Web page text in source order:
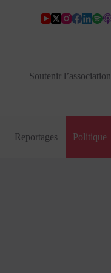
Soutenir l’association
Reportages Politique